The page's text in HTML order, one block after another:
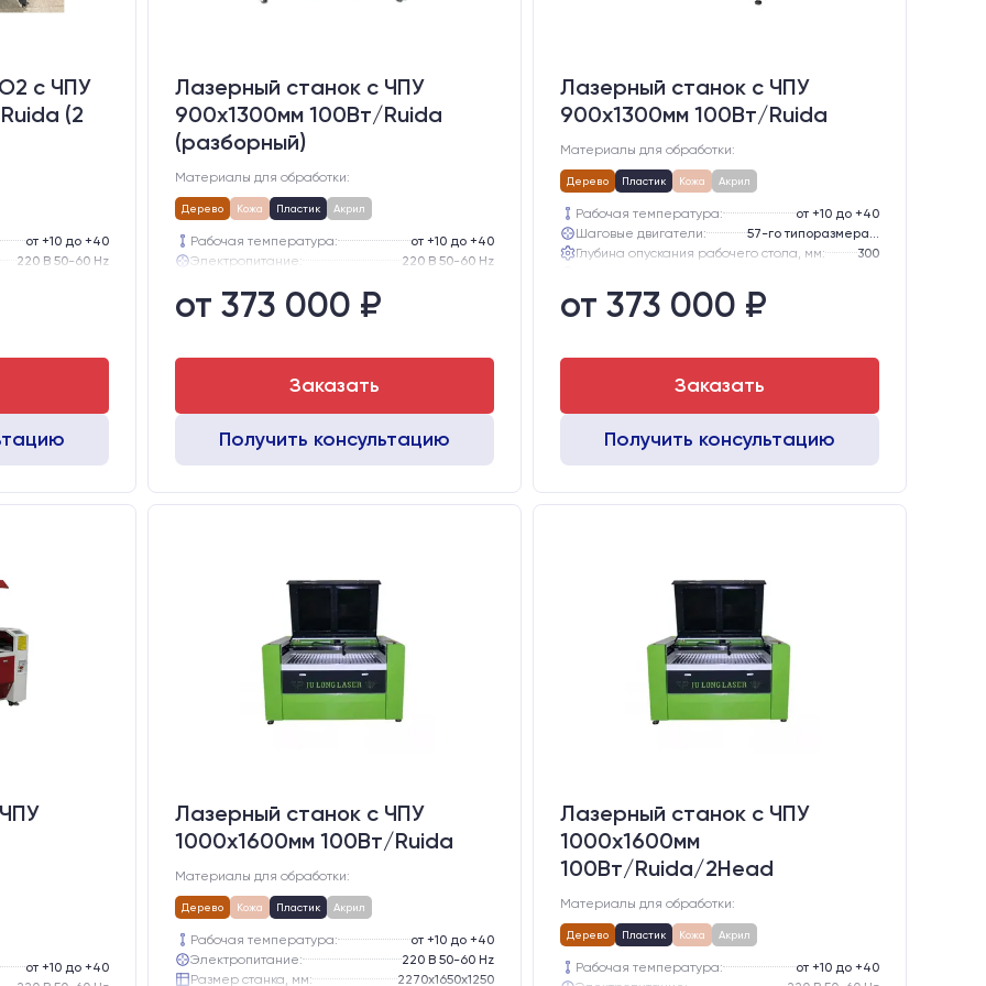
c ЧПУ
(2
от +10 до +40
220 В 50-60 Hz
мм:
Лазерный станок c ЧПУ
900х1300мм 100Вт/Ruida
(разборный)
Материалы для обработки:
Дерево Кожа Пластик Акрил
Рабочая температура:
от +10 до +40
Электропитание:
220 В 50-60 Hz
Глубина опускания рабочего стола, мм:
Направляющие оси Y:
от 373 000 ₽
Заказать
Получить консультацию
Лазерный станок c ЧПУ
900х1300мм 100Вт/Ruida
Материалы для обработки:
Дерево Пластик Кожа Акрил
Рабочая температура:
от +10 до +40
Шаговые двигатели:
Глубина опускания рабочего стола, мм:
300
Направляющие оси Х:
Точность позиционирования, мм:
от 373 000 ₽
Заказать
Получить консультацию
от +10 до +40
Лазерный станок c ЧПУ
1000х1600мм 100Вт/Ruida
Материалы для обработки:
Дерево Кожа Пластик Акрил
Рабочая температура:
от +10 до +40
Электропитание:
220 В 50-60 Hz
Размер станка, мм:
2270х1650х1250
Лазерный станок c ЧПУ
1000х1600мм
100Вт/Ruida/2Head
Материалы для обработки:
Дерево Пластик Кожа Акрил
Рабочая температура:
от +10 до +40